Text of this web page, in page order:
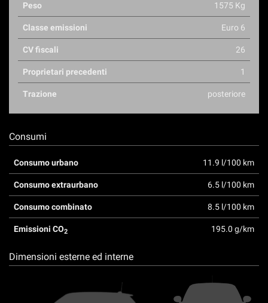
Peso 1575 Kg
Classe emissioni Euro 6
CV fiscali 26
Proprietari precedenti 1
Trazione posteriore
Consumi
Consumo urbano 11.9 l/100 km
Consumo extraurbano 6.5 l/100 km
Consumo combinato 8.5 l/100 km
Emissioni CO2 195.0 g/km
Dimensioni esterne ed interne